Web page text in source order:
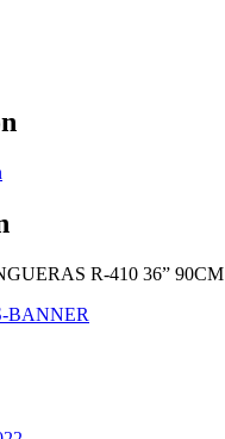
R-410 36”